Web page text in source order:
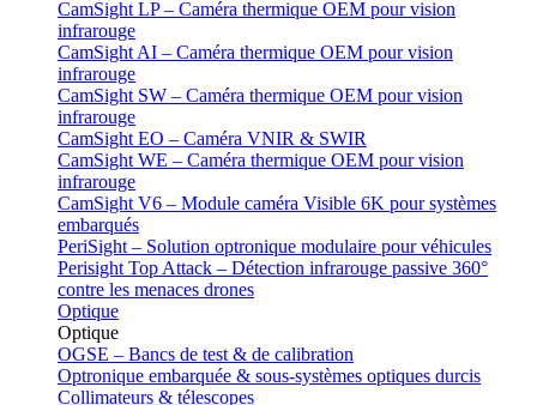
CamSight LP – Caméra thermique OEM pour vision
infrarouge
CamSight AI – Caméra thermique OEM pour vision
infrarouge
CamSight SW – Caméra thermique OEM pour vision
infrarouge
CamSight EO – Caméra VNIR & SWIR
CamSight WE – Caméra thermique OEM pour vision
infrarouge
CamSight V6 – Module caméra Visible 6K pour systèmes
embarqués
PeriSight – Solution optronique modulaire pour véhicules
Perisight Top Attack – Détection infrarouge passive 360°
contre les menaces drones
Optique
Optique
OGSE – Bancs de test & de calibration
Optronique embarquée & sous-systèmes optiques durcis
Collimateurs & télescopes